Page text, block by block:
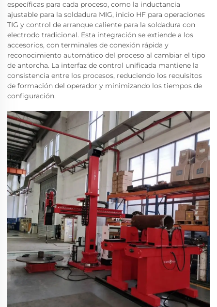
específicas para cada proceso, como la inductancia
ajustable para la soldadura MIG, inicio HF para operaciones
TIG y control de arranque caliente para la soldadura con
electrodo tradicional. Esta integración se extiende a los
accesorios, con terminales de conexión rápida y
reconocimiento automático del proceso al cambiar el tipo
de antorcha. La interfaz de control unificada mantiene la
consistencia entre los procesos, reduciendo los requisitos
de formación del operador y minimizando los tiempos de
configuración.